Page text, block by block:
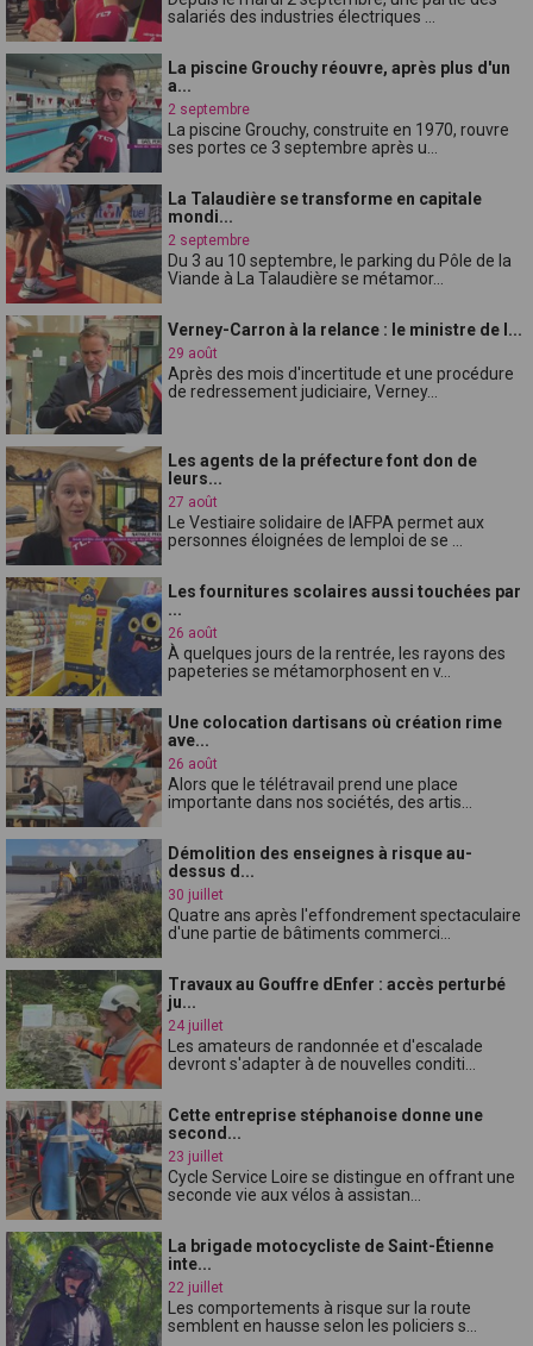
salariés des industries électriques ...
La piscine Grouchy réouvre, après plus d'un
a...
2 septembre
La piscine Grouchy, construite en 1970, rouvre
ses portes ce 3 septembre après u...
La Talaudière se transforme en capitale
mondi...
2 septembre
Du 3 au 10 septembre, le parking du Pôle de la
Viande à La Talaudière se métamor...
Verney-Carron à la relance : le ministre de l...
29 août
Après des mois d'incertitude et une procédure
de redressement judiciaire, Verney...
Les agents de la préfecture font don de
leurs...
27 août
Le Vestiaire solidaire de lAFPA permet aux
personnes éloignées de lemploi de se ...
Les fournitures scolaires aussi touchées par
...
26 août
À quelques jours de la rentrée, les rayons des
papeteries se métamorphosent en v...
Une colocation dartisans où création rime
ave...
26 août
Alors que le télétravail prend une place
importante dans nos sociétés, des artis...
Démolition des enseignes à risque au-
dessus d...
30 juillet
Quatre ans après l'effondrement spectaculaire
d'une partie de bâtiments commerci...
Travaux au Gouffre dEnfer : accès perturbé
ju...
24 juillet
Les amateurs de randonnée et d'escalade
devront s'adapter à de nouvelles conditi...
Cette entreprise stéphanoise donne une
second...
23 juillet
Cycle Service Loire se distingue en offrant une
seconde vie aux vélos à assistan...
La brigade motocycliste de Saint-Étienne
inte...
22 juillet
Les comportements à risque sur la route
semblent en hausse selon les policiers s...